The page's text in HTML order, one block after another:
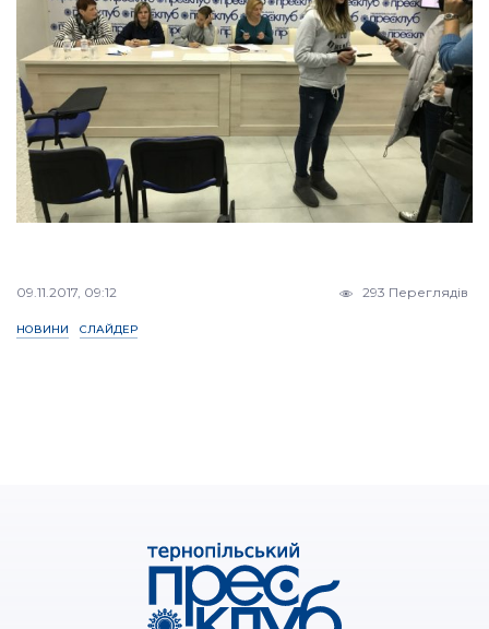
09.11.2017, 09:12 293 Переглядів
НОВИНИ СЛАЙДЕР